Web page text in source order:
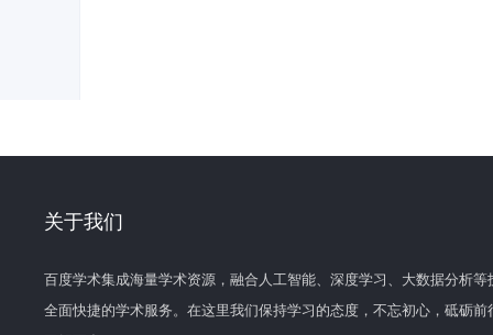
关于我们
百度学术集成海量学术资源，融合人工智能、深度学习、大数据分析
全面快捷的学术服务。在这里我们保持学习的态度，不忘初心，砥砺前